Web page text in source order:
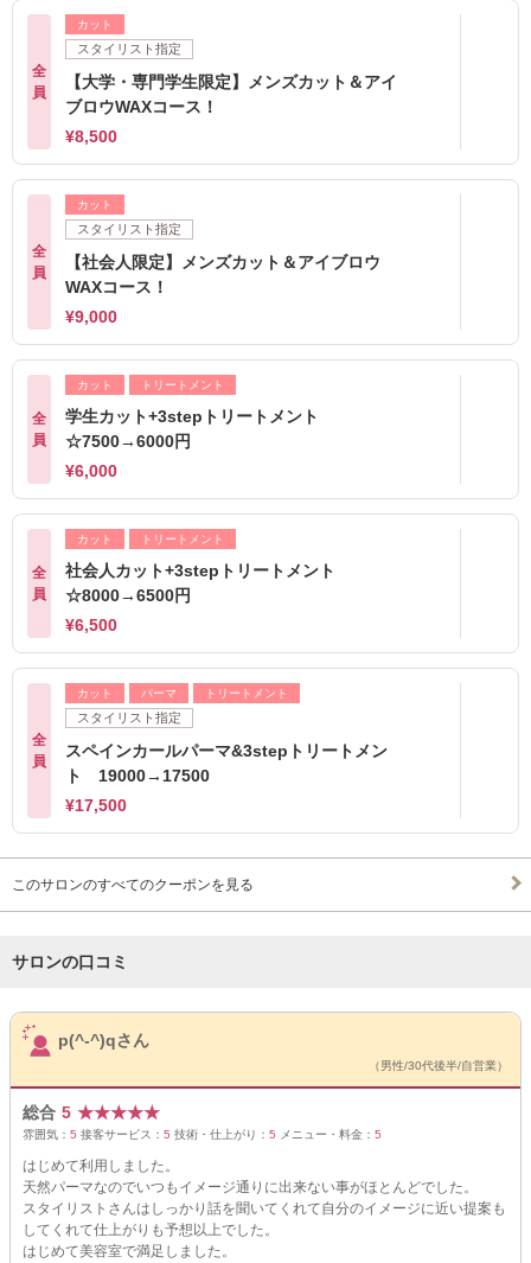
全
員
カット
スタイリスト指定
【大学・専門学生限定】メンズカット＆アイ
ブロウWAXコース！
¥8,500
全
員
カット
スタイリスト指定
【社会人限定】メンズカット＆アイブロウ
WAXコース！
¥9,000
全
員
カット トリートメント
学生カット+3stepトリートメント
☆7500→6000円
¥6,000
全
員
カット トリートメント
社会人カット+3stepトリートメント
☆8000→6500円
¥6,500
全
員
カット パーマ トリートメント
スタイリスト指定
スペインカールパーマ&3stepトリートメン
ト 19000→17500
¥17,500
このサロンのすべてのクーポンを見る
サロンの口コミ
サロンPick Up
p(^-^)qさん
（男性/30代後半/自営業）
総合 5 ★★★★★
雰囲気： 5 接客サービス： 5 技術・仕上がり： 5 メニュー・料金： 5
はじめて利用しました。
天然パーマなのでいつもイメージ通りに出来ない事がほとんどでした。
スタイリストさんはしっかり話を聞いてくれて自分のイメージに近い提案も
してくれて仕上がりも予想以上でした。
はじめて美容室で満足しました。